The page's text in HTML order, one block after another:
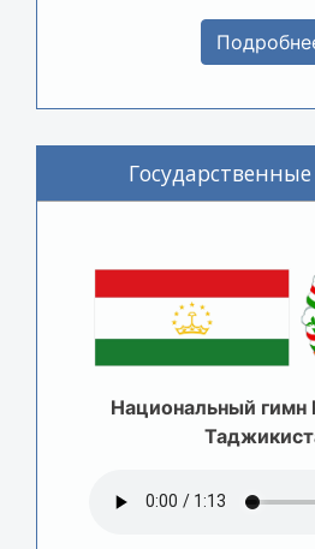
Национальный гимн